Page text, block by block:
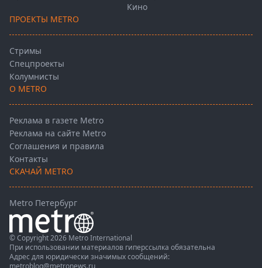
Кино
ПРОЕКТЫ METRO
Стримы
Спецпроекты
Колумнисты
О METRO
Реклама в газете Metro
Реклама на сайте Metro
Соглашения и правила
Контакты
СКАЧАЙ METRO
Metro Петербург
© Copyright 2026 Metro International
При использовании материалов гиперссылка обязательна
Адрес для юридически значимых сообщений: